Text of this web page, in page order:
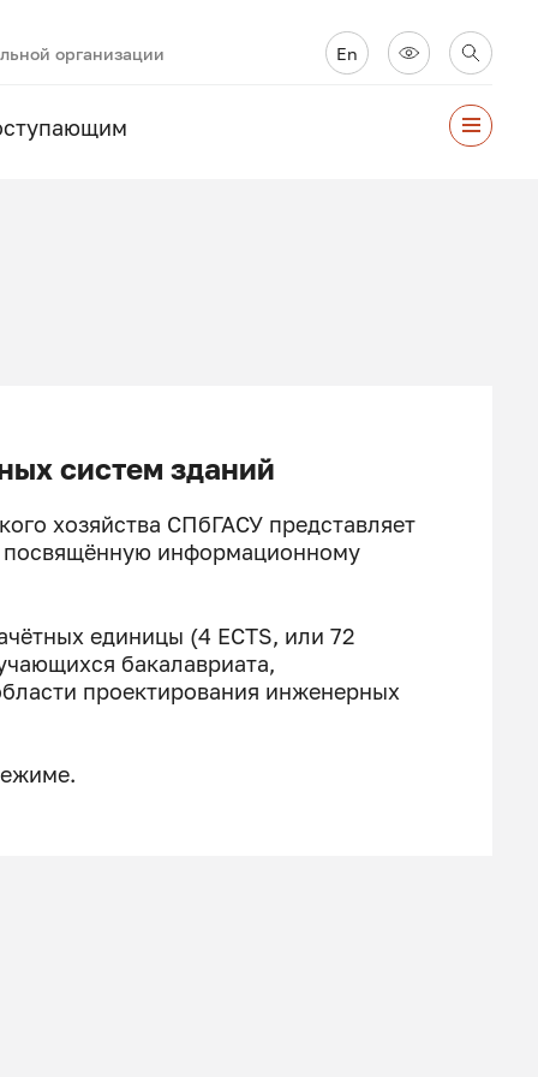
организации En
систем зданий
хозяйства СПбГАСУ представляет
информационному
единицы (4 ECTS, или 72
бакалавриата,
проектирования инженерных